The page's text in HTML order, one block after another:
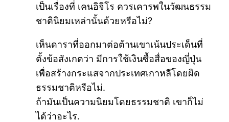
เป็นเรื่องที่ เคนอิจิโร ควรเคารพในวัฒนธรรม
ชาตินิยมเหล่านั้นด้วยหรือไม่?
เห็นดาราที่ออกมาต่อต้านเขาเน้นประเด็นที่
ตั้งข้อสังเกตว่า มีการใช้เงินซื้อสื่อของญี่ปุ่น
เพื่อสร้างกระแสจากประเทศเกาหลีโดยผิด
ธรรมชาติหรือไม่.
ถ้ามันเป็นความนิยมโดยธรรมชาติ เขาก็ไม่
ได้ว่าอะไร.